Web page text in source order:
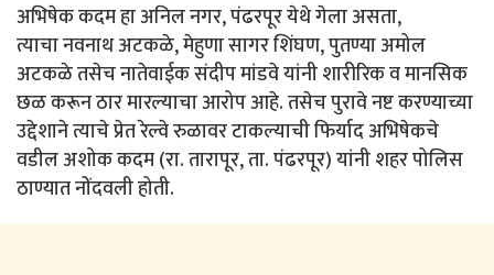
अभिषेक कदम हा अनिल नगर, पंढरपूर येथे गेला असता,
त्याचा नवनाथ अटकळे, मेहुणा सागर शिंघण, पुतण्या अमोल
अटकळे तसेच नातेवाईक संदीप मांडवे यांनी शारीरिक व मानसिक
छळ करून ठार मारल्याचा आरोप आहे. तसेच पुरावे नष्ट करण्याच्या
उद्देशाने त्याचे प्रेत रेल्वे रुळावर टाकल्याची फिर्याद अभिषेकचे
वडील अशोक कदम (रा. तारापूर, ता. पंढरपूर) यांनी शहर पोलिस
ठाण्यात नोंदवली होती.